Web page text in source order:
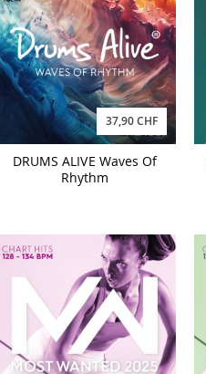
37,90 CHF
DRUMS ALIVE Waves Of
Rhythm